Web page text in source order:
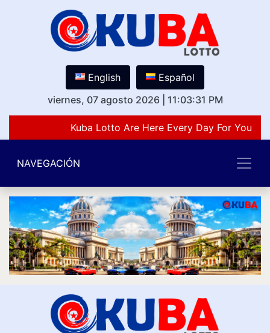
English
Español
viernes, 07 agosto 2026
11:03:31 PM
Kuba Lotto Are Here Every Day For You
NAVEGACIÓN